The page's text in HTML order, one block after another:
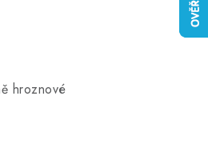
hroznové